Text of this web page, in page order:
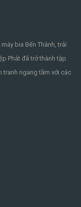
bia Bến Thành, trải
Phát đã trở thành tập
tranh ngang tầm với các